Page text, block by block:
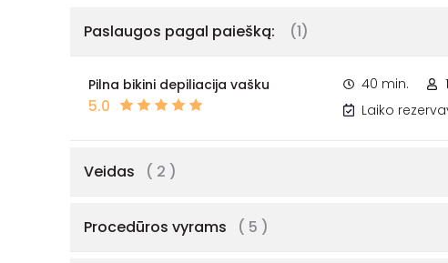
Paslaugos pagal paiešką: (1)
Pilna bikini depiliacija vašku
5.0
40 min.
Laiko
Veidas ( 2 )
Procedūros vyrams ( 5 )